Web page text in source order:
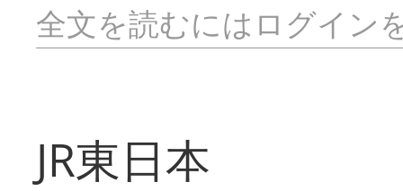
全文を読むにはログイン
JR東日本